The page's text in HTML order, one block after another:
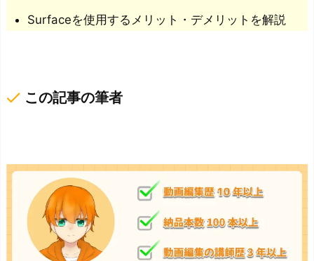
Surfaceを使用するメリット・デメリットを解説
done この記事の筆者